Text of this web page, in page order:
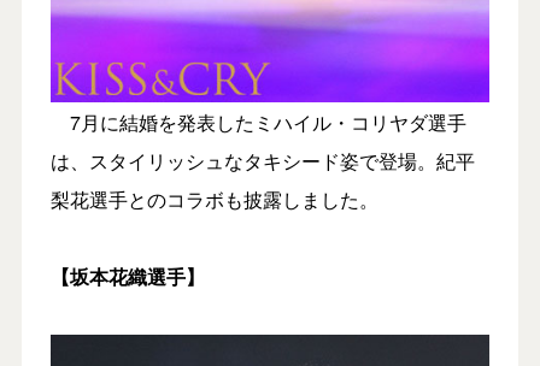
7月に結婚を発表したミハイル・コリヤダ選手
は、スタイリッシュなタキシード姿で登場。紀平
梨花選手とのコラボも披露しました。
【坂本花織選手】